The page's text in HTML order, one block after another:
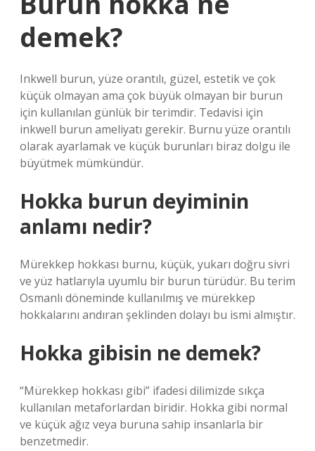
demek?
Inkwell burun, yüze orantılı, güzel, estetik ve çok
küçük olmayan ama çok büyük olmayan bir burun
için kullanılan günlük bir terimdir. Tedavisi için
inkwell burun ameliyatı gerekir. Burnu yüze orantılı
olarak ayarlamak ve küçük burunları biraz dolgu ile
büyütmek mümkündür.
Hokka burun deyiminin
anlamı nedir?
Mürekkep hokkası burnu, küçük, yukarı doğru sivri
ve yüz hatlarıyla uyumlu bir burun türüdür. Bu terim
Osmanlı döneminde kullanılmış ve mürekkep
hokkalarını andıran şeklinden dolayı bu ismi almıştır.
Hokka gibisin ne demek?
“Mürekkep hokkası gibi” ifadesi dilimizde sıkça
kullanılan metaforlardan biridir. Hokka gibi normal
ve küçük ağız veya buruna sahip insanlarla bir
benzetmedir.